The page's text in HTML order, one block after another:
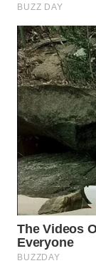
WN
WN
NATUNA
WN
BINTAN
WN
MANDALIKA
WN
LIKUPANG